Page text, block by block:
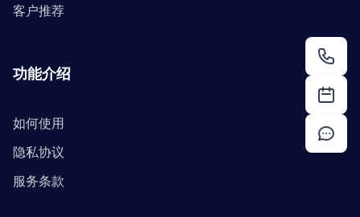
客户推荐
功能介绍
如何使用
隐私协议
服务条款